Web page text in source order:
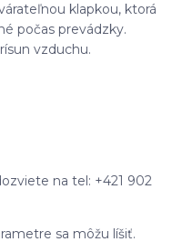
klapkou, ktorá
počas prevádzky.
vzduchu.
na tel: +421 902
sa môžu líšiť.